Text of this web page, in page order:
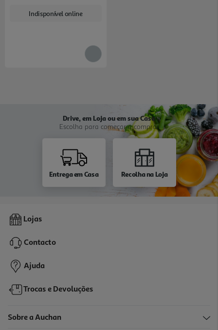
Indisponível online
Drive, em Loja ou em sua Casa
Escolha para começar a comprar
Entrega em Casa Recolha na Loja
Lojas
Contacto
Ajuda
Trocas e Devoluções
Sobre a Auchan